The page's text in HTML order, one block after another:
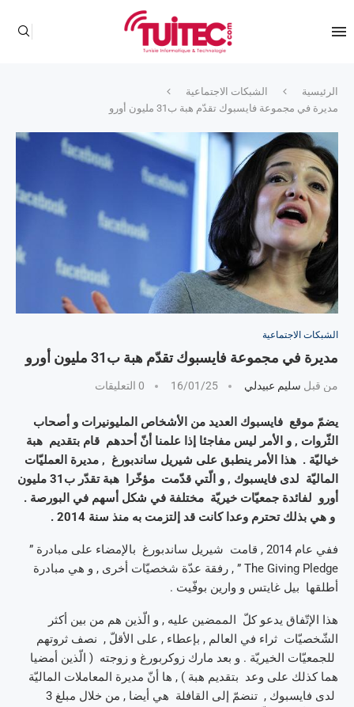
الرئيسية
الشبكات الاجتماعية
مديرة في مجموعة فايسبوك تقدّم هبة ب31 مليون أورو
الشبكات الاجتماعية
مديرة في مجموعة فايسبوك تقدّم هبة ب31 مليون أورو
من قبل سليم عبيدلي 16/01/25 0 التعليقات
يضمّ موقع فايسبوك العديد من الأشخاص المليونيرات و أصحاب
الثّروات , و الأمر ليس مفاجئا إذا علمنا أنّ أحدهم قام بتقديم هبة
خياليّة . هذا الأمر ينطبق على شيريل ساندبورغ , مديرة العمليّات
الماليّة لدى فايسبوك , و الّتي قدّمت مؤخّرا هبة تقدّر ب31 مليون
أورو لفائدة جمعيّات خيريّة مختلفة في شكل أسهم في البورصة .
و هي بذلك تحترم وعدا كانت قد إلتزمت به منذ سنة 2014 .
ففي عام 2014 , قامت شيريل ساندبورغ بالإمضاء على مبادرة ”
The Giving Pledge ” , رفقة عدّة شخصيّات أخرى , و هي مبادرة
أطلقها بيل غايتس و وارين بوفّيت .
هذا الإتّفاق يدعو كلّ الممضين عليه , و الّذين هم من بين أكثر
الشّخصيّات ثراء في العالم , بإعطاء , على الأقلّ , نصف ثروتهم
للجمعيّات الخيريّة . و بعد مارك زوكربورغ و زوجته ( الّذين أمضيا
هما كذلك على وعد بتقديم هبة ) , ها أنّ مديرة المعاملات الماليّة
لدى فايسبوك , تنضمّ إلى القافلة هي أيضا , من خلال مبلغ 3